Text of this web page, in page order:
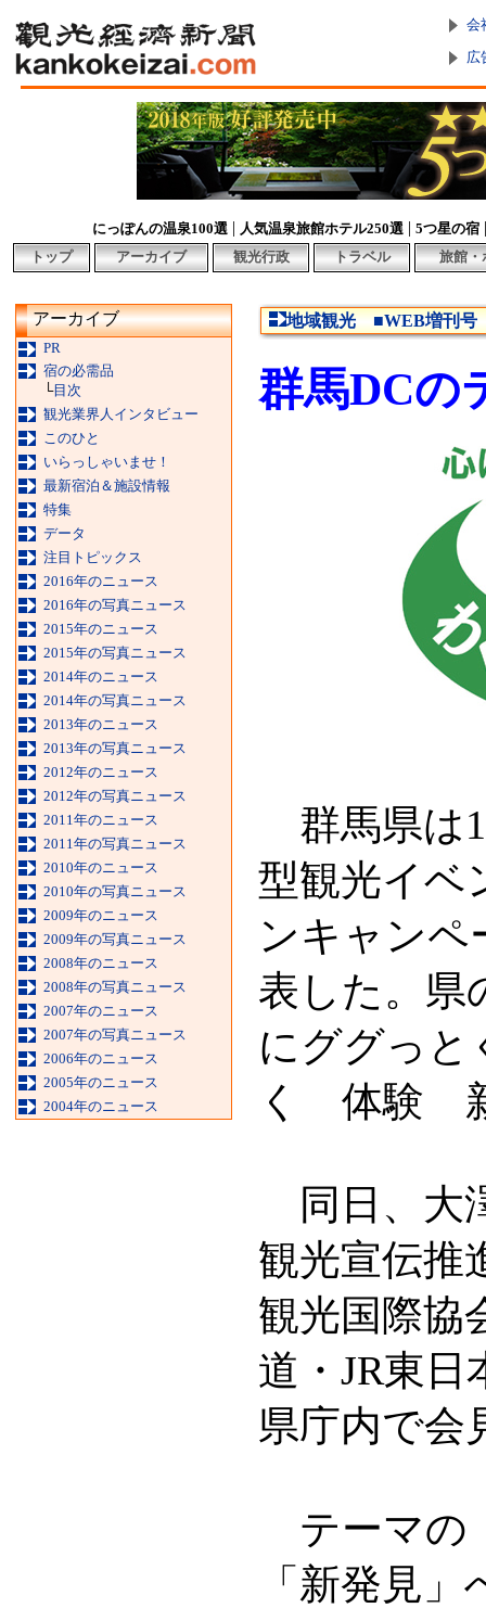
会
広
にっぽんの温泉100選 | 人気温泉旅館ホテル250選 | 5つ星の宿
トップ アーカイブ 観光行政 トラベル 旅館・
アーカイブ
PR
宿の必需品
└目次
観光業界人インタビュー
このひと
いらっしゃいませ！
最新宿泊＆施設情報
特集
データ
注目トピックス
2016年のニュース
2016年の写真ニュース
2015年のニュース
2015年の写真ニュース
2014年のニュース
2014年の写真ニュース
2013年のニュース
2013年の写真ニュース
2012年のニュース
2012年の写真ニュース
2011年のニュース
2011年の写真ニュース
2010年のニュース
2010年の写真ニュース
2009年のニュース
2009年の写真ニュース
2008年のニュース
2008年の写真ニュース
2007年のニュース
2007年の写真ニュース
2006年のニュース
2005年のニュース
2004年のニュース
地域観光 ■WEB増刊号
群馬DCの
群馬県は
型観光イベ
ンキャンペ
表した。県
にググっと
く 体験
同日、大
観光宣伝推
観光国際協
道・JR東
県庁内で会
テーマの
「新発見